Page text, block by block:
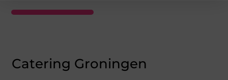
Catering Groningen